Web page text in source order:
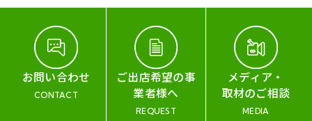
お問い合わせ
CONTACT
ご出店希望の事
業者様へ
REQUEST
メディア・
取材のご相談
MEDIA